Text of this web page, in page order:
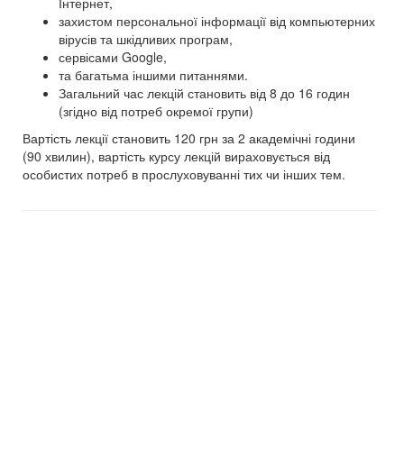
захистом персональної інформації від компьютерних
вірусів та шкідливих програм,
сервісами Google,
та багатьма іншими питаннями.
Загальний час лекцій становить від 8 до 16 годин
(згідно від потреб окремої групи)
Вартість лекції становить 120 грн за 2 академічні години
(90 хвилин), вартість курсу лекцій вираховується від
особистих потреб в прослуховуванні тих чи інших тем.